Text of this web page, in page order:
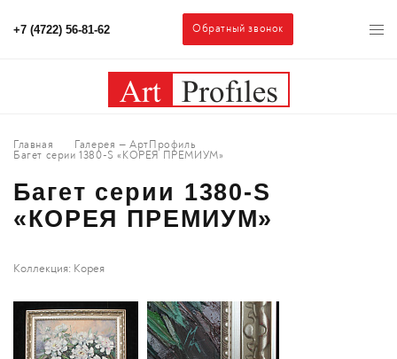
+7 (4722) 56-81-62 Обратный звонок
Главная
Галерея — АртПрофиль
Багет серии 1380-S «КОРЕЯ ПРЕМИУМ»
Багет серии 1380-S
«КОРЕЯ ПРЕМИУМ»
Коллекция: Корея